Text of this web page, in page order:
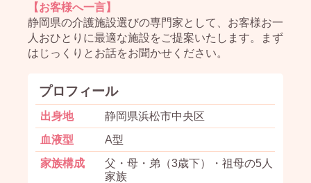
【お客様へ一言】
静岡県の介護施設選びの専門家として、お客様お一
人おひとりに最適な施設をご提案いたします。まず
はじっくりとお話をお聞かせください。
プロフィール
出身地
静岡県浜松市中央区
血液型
A型
家族構成
父・母・弟（3歳下）・祖母の5人
家族